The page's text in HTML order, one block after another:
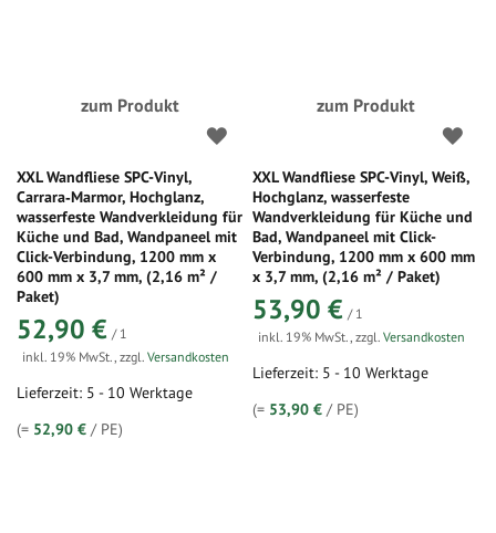
zum Produkt
XXL Wandfliese SPC-Vinyl,
Carrara‑Marmor, Hochglanz,
wasserfeste Wandverkleidung für
Küche und Bad, Wandpaneel mit
Click-Verbindung, 1200 mm x
600 mm x 3,7 mm, (2,16 m² /
Paket)
52,90 € / 1
inkl. 19% MwSt., zzgl. Versandkosten
Lieferzeit: 5 - 10 Werktage
(= 52,90 € / PE)
zum Produkt
XXL Wandfliese SPC-Vinyl, Weiß,
Hochglanz, wasserfeste
Wandverkleidung für Küche und
Bad, Wandpaneel mit Click-
Verbindung, 1200 mm x 600 mm
x 3,7 mm, (2,16 m² / Paket)
53,90 € / 1
inkl. 19% MwSt.,zzgl.Versandkosten
Lieferzeit: 5 - 10 Werktage
(= 53,90 € / PE)